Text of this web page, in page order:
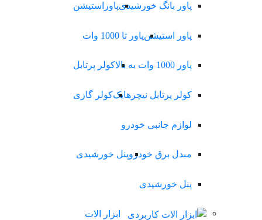
پاور بانگ خورشیدیپاوراستیشن
پاور استیشنپاور تا 1000 وات
پاور 1000 وات به بالا کولر پرتابل
کولر پرتابل نیچرهایککولر گازی
لوازم جانبی خودرو
مبدل برق خودروپنل خورشیدی
پنل خورشیدی
ابزار الات